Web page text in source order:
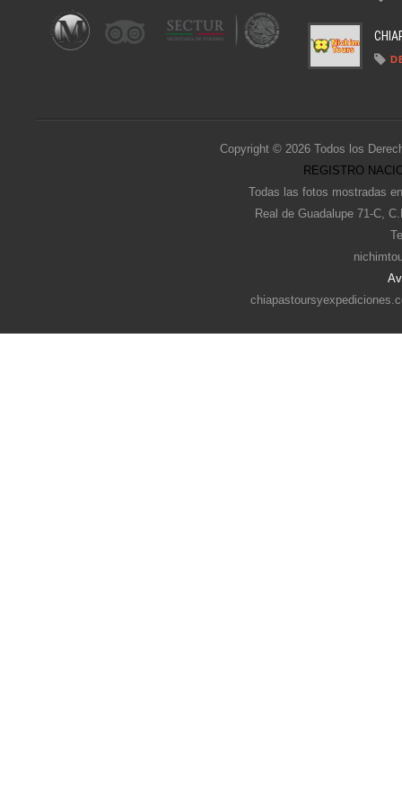
Copyright © 2026 Todos los
REGISTRO
Todas las fotos mostradas
Real de Guadalupe 71-C,